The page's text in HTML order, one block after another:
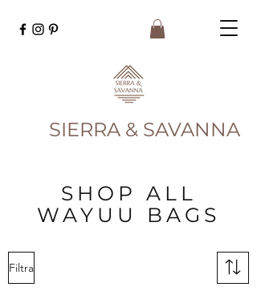
SIERRA & SAVANNA
SHOP ALL
WAYUU BAGS
Filtra